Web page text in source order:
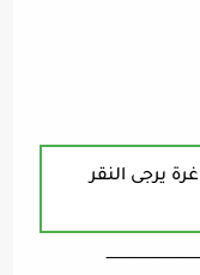
يرجى النقر